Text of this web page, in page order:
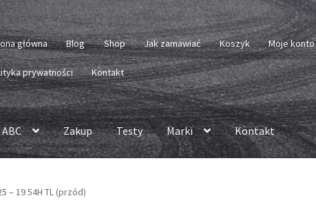
główna Blog Shop Jak zamawiać Koszyk Moje konto
prywatności Kontakt
Zakup Testy Marki Kontakt
– 19 54H TL (przód)